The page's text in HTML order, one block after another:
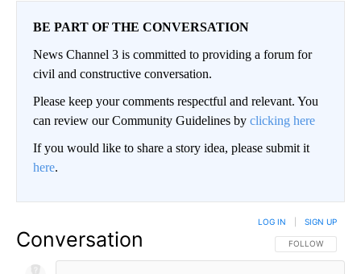
BE PART OF THE CONVERSATION
News Channel 3 is committed to providing a forum for
civil and constructive conversation.
Please keep your comments respectful and relevant. You
can review our Community Guidelines by clicking here
If you would like to share a story idea, please submit it
here.
Conversation FOLLOW THIS
FOLLOW
LOG IN SIGN UP